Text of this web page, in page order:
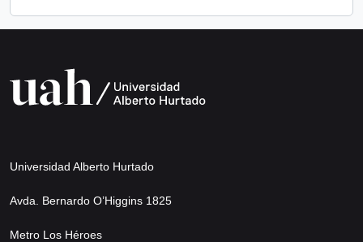
Universidad Alberto Hurtado
Avda. Bernardo O’Higgins 1825
Metro Los Héroes